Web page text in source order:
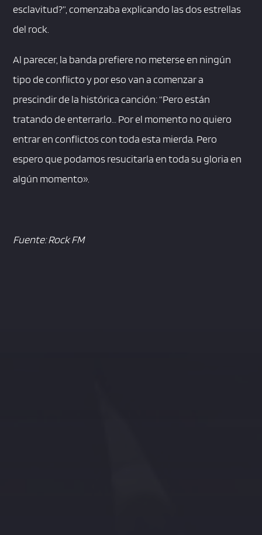
esclavitud?”, comenzaba explicando las dos estrellas
del rock.
Al parecer, la banda prefiere no meterse en ningún
tipo de conflicto y por eso van a comenzar a
prescindir de la histórica canción: “Pero están
tratando de enterrarlo… Por el momento no quiero
entrar en conflictos con toda esta mierda. Pero
espero que podamos resucitarla en toda su gloria en
algún momento».
Fuente: Rock FM